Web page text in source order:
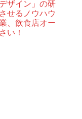
（クゥ
会にお
ザイン」の研
せるノウハウ
、飲食店オー
い！